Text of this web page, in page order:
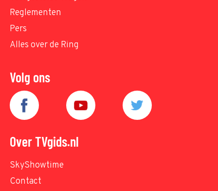
Reglementen
Pers
Alles over de Ring
Volg ons
Over TVgids.nl
SkyShowtime
Contact